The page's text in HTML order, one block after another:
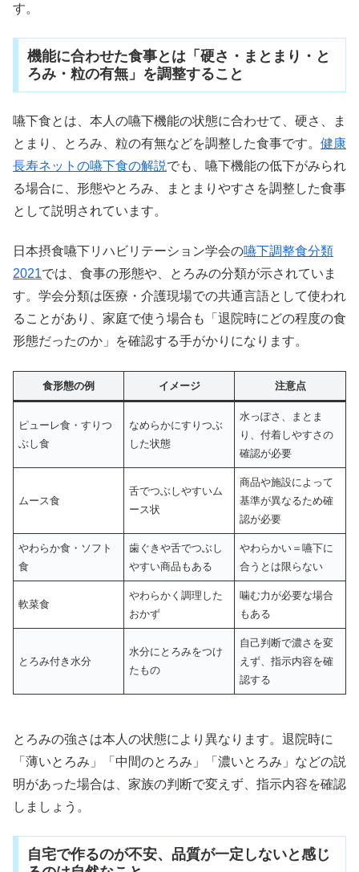
す。
機能に合わせた食事とは「硬さ・まとまり・と
ろみ・粒の有無」を調整すること
嚥下食とは、本人の嚥下機能の状態に合わせて、硬さ、ま
とまり、とろみ、粒の有無などを調整した食事です。 健康
長寿ネットの嚥下食の解説でも、嚥下機能の低下がみられ
る場合に、形態やとろみ、まとまりやすさを調整した食事
として説明されています。
日本摂食嚥下リハビリテーション学会の嚥下調整食分類
2021では、食事の形態や、とろみの分類が示されていま
す。学会分類は医療・介護現場での共通言語として使われ
ることがあり、家庭で使う場合も「退院時にどの程度の食
形態だったのか」を確認する手がかりになります。
食形態の例 イメージ 注意点
ピューレ食・すりつ
ぶし食
なめらかにすりつぶ
した状態
水っぽさ、まとま
り、付着しやすさの
確認が必要
ムース食
舌でつぶしやすいム
ース状
商品や施設によって
基準が異なるため確
認が必要
やわらか食・ソフト
食
歯ぐきや舌でつぶし
やすい商品もある
やわらかい＝嚥下に
合うとは限らない
軟菜食
やわらかく調理した
おかず
噛む力が必要な場合
もある
とろみ付き水分
水分にとろみをつけ
たもの
自己判断で濃さを変
えず、指示内容を確
認する
とろみの強さは本人の状態により異なります。退院時に
「薄いとろみ」「中間のとろみ」「濃いとろみ」などの説
明があった場合は、家族の判断で変えず、指示内容を確認
しましょう。
自宅で作るのが不安、品質が一定しないと感じ